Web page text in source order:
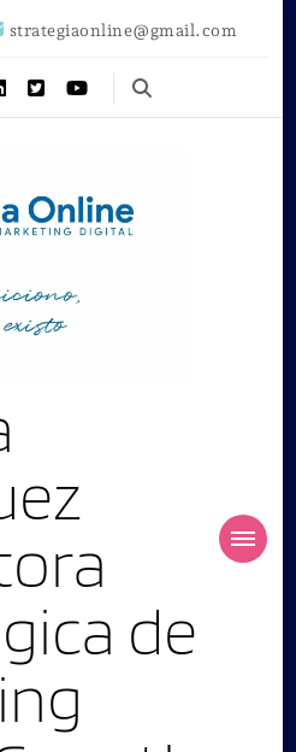
strategiaonline@gmail.com
de